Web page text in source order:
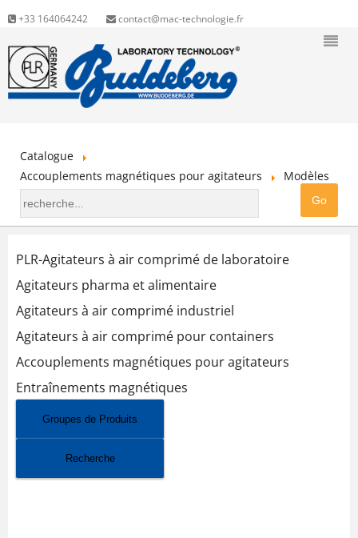
+33 164064242 contact@mac-technologie.fr
Catalogue
Accouplements magnétiques pour agitateurs
Modèles
PLR-Agitateurs à air comprimé de laboratoire
Agitateurs pharma et alimentaire
Agitateurs à air comprimé industriel
Agitateurs à air comprimé pour containers
Accouplements magnétiques pour agitateurs
Entraînements magnétiques
Groupes de Produits
Recherche